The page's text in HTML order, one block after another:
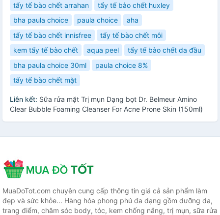
tẩy tế bào chết arrahan
tẩy tế bào chết huxley
bha paula choice
paula choice
aha
tẩy tế bào chết innisfree
tẩy tế bào chết môi
kem tẩy tế bào chết
aqua peel
tẩy tế bào chết da đầu
bha paula choice 30ml
paula choice 8%
tẩy tế bào chết mặt
Liên kết: Sữa rửa mặt Trị mụn Dạng bọt Dr. Belmeur Amino
Clear Bubble Foaming Cleanser For Acne Prone Skin (150ml)
MuaDoTot.com chuyên cung cấp thông tin giá cả sản phẩm làm
đẹp và sức khỏe... Hàng hóa phong phú đa dạng gồm dưỡng da,
trang điểm, chăm sóc body, tóc, kem chống nắng, trị mụn, sữa rửa